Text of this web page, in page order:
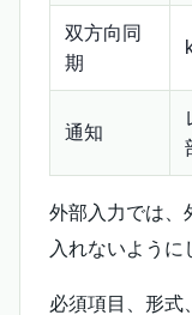
双方向同
期
通知
外部入力では、
入れないように
必須項目、形式